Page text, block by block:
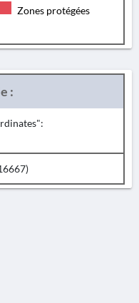
Zones protégées
: